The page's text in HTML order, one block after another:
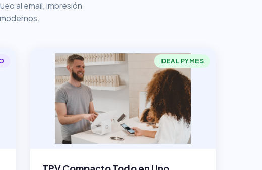
al email, impresión
IDEAL PYMES